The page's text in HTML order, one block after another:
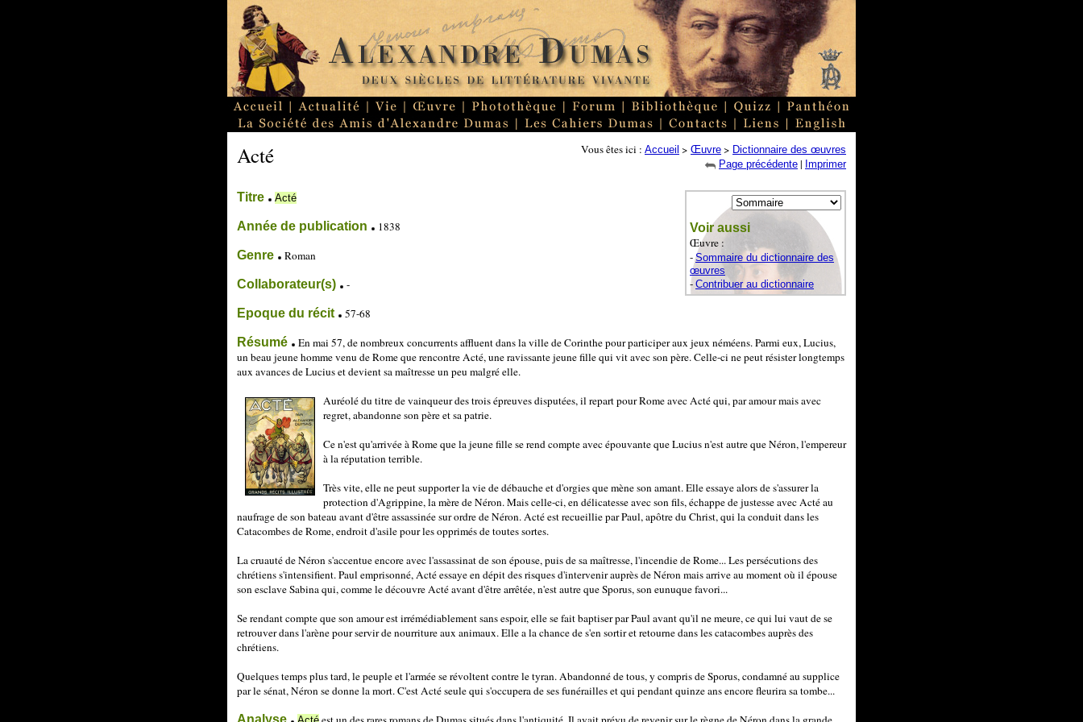
Acté Vous êtes ici : Accueil > Œuvre > Dictionnaire des œuvres
Page précédente | Imprimer
Voir aussi
Œuvre :
-Sommaire du dictionnaire des
œuvres
- Contribuer au dictionnaire
Titre Acté
Année de publication 1838
Genre Roman
Collaborateur(s) -
Epoque du récit 57-68
Résumé
En mai 57, de nombreux concurrents affluent dans la ville de Corinthe pour participer aux jeux néméens. Parmi eux, Lucius,
un beau jeune homme venu de Rome que rencontre Acté, une ravissante jeune fille qui vit avec son père. Celle-ci ne peut résister longtemps
aux avances de Lucius et devient sa maîtresse un peu malgré elle.
Auréolé du titre de vainqueur des trois épreuves disputées, il repart pour Rome avec Acté qui, par amour mais avec
regret, abandonne son père et sa patrie.
Ce n'est qu'arrivée à Rome que la jeune fille se rend compte avec épouvante que Lucius n'est autre que Néron, l'empereur
à la réputation terrible.
Très vite, elle ne peut supporter la vie de débauche et d'orgies que mène son amant. Elle essaye alors de s'assurer la
protection d'Agrippine, la mère de Néron. Mais celle-ci, en délicatesse avec son fils, échappe de justesse avec Acté au
naufrage de son bateau avant d'être assassinée sur ordre de Néron. Acté est recueillie par Paul, apôtre du Christ, qui la conduit dans les
Catacombes de Rome, endroit d'asile pour les opprimés de toutes sortes.
La cruauté de Néron s'accentue encore avec l'assassinat de son épouse, puis de sa maîtresse, l'incendie de Rome... Les persécutions des
chrétiens s'intensifient. Paul emprisonné, Acté essaye en dépit des risques d'intervenir auprès de Néron mais arrive au moment où il épouse
son esclave Sabina qui, comme le découvre Acté avant d'être arrêtée, n'est autre que Sporus, son eunuque favori...
Se rendant compte que son amour est irrémédiablement sans espoir, elle se fait baptiser par Paul avant qu'il ne meure, ce qui lui vaut de se
retrouver dans l'arène pour servir de nourriture aux animaux. Elle a la chance de s'en sortir et retourne dans les catacombes auprès des
chrétiens.
Quelques temps plus tard, le peuple et l'armée se révoltent contre le tyran. Abandonné de tous, y compris de Sporus, condamné au supplice
par le sénat, Néron se donne la mort. C'est Acté seule qui s'occupera de ses funérailles et qui pendant quinze ans encore fleurira sa tombe...
Analyse